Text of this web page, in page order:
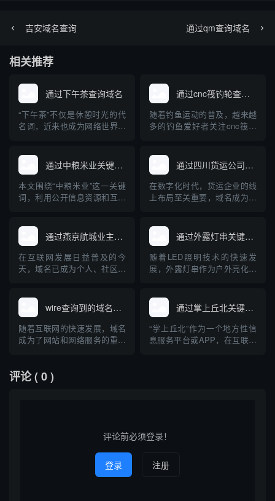
吉安域名查询 通过qm查询域名
相关推荐
通过下午茶查询域名
“下午茶”不仅是休憩时光的代
名词，近来也成为网络世界中
营企业的朋友来说，快速、准
确地查询域名及其关联信息是
一项十分重要的任务。本文将
对“下午茶”域名查询工具的原
通过cnc筏钓轮查询域名
随着钓鱼运动的普及，越来越
多的钓鱼爱好者关注cnc筏钓
牌的域名注册及查询成为大家
关心的问题。本文将从“cnc筏
钓轮”出发，介绍如何查询相关
域名，并普及域名查询的基础
通过中粮米业关键词查询到的域名
本文围绕“中粮米业”这一关键
词，利用公开信息资源和互联
名，并探讨企业域名注册与保
护的重要性。通过具体案例，
普及企业开展网络布局、加强
品牌保护的科普知识，为中小
通过四川货运公司查询域名
在数字化时代，货运企业的线
上布局至关重要，域名成为企
公司查询其域名，以及域名在
货运行业中的重要作用，帮助
企业和个人规范管理和查询域
名，提高网络安全意识。
通过燕京航城业主群查询域名
在互联网发展日益普及的今
天，域名已成为个人、社区、
群”这样的社区组织，如何通过
群体资源、技术手段高效查找
相关域名，成为业主们关注的
话题。本文将介绍域名的基础
通过外露灯串关键词查询到的域名
随着LED照明技术的快速发
展，外露灯串作为户外亮化工
升。用户或企业在选择外露灯
串产品时，经常通过关键词搜
索，以获得相关的资讯、产品
或供应商信息。本文介绍了通
wire查询到的域名网站
随着互联网的快速发展，域名
成为了网站和网络服务的重要
具或关键词，帮助用户查询特
定的域名及其相关信息。本文
通过掌上丘北关键词查询到的域名
“掌上丘北”作为一个地方性信
息服务平台或APP，在互联网
开...
评论( 0 )
评论前必须登录！
登录 注册